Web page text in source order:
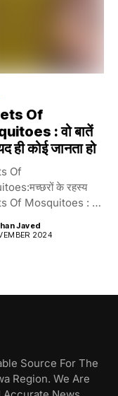
Of
: वो बातें
ही कोई जानता हो
Of
के रहस्य
Of Mosquitoes : वो
Javed
2024
Source For The
Region. We Are